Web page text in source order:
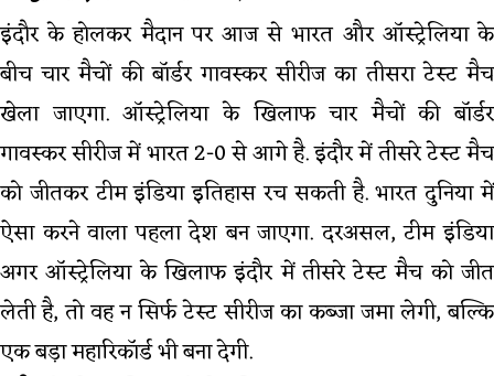
इंदौर के होलकर मैदान पर आज से भारत और ऑस्ट्रेलिया के
बीच चार मैचों की बॉर्डर गावस्कर सीरीज का तीसरा टेस्ट मैच
खेला जाएगा. ऑस्ट्रेलिया के खिलाफ चार मैचों की बॉर्डर
गावस्कर सीरीज में भारत 2-0 से आगे है. इंदौर में तीसरे टेस्ट मैच
को जीतकर टीम इंडिया इतिहास रच सकती है. भारत दुनिया में
ऐसा करने वाला पहला देश बन जाएगा. दरअसल, टीम इंडिया
अगर ऑस्ट्रेलिया के खिलाफ इंदौर में तीसरे टेस्ट मैच को जीत
लेती है, तो वह न सिर्फ टेस्ट सीरीज का कब्जा जमा लेगी, बल्कि
एक बड़ा महारिकॉर्ड भी बना देगी.